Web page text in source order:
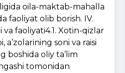
oila-maktab-mahalla
faoliyat olib borish. IV.
faoliyati4.1. Xotin-qizlar
a’zolarining soni va raisi
boshida oliy ta’lim
tomonidan